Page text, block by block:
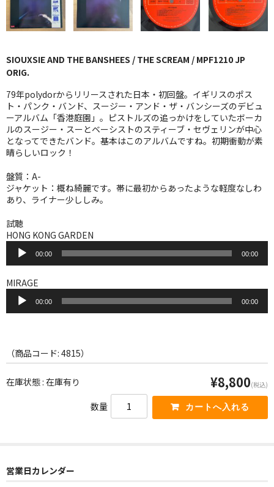
JAZZ-JP
J-POP
ROCK
FOLK,SSW
WORLD
7INC
Webのみ no.3
売り切れ
Help
返品
SIOUXSIE AND THE BANSHEES / THE SCREAM / MPF1210 JP
ORIG.
79年polydorからリリースされた日本・初回盤。イギリスのポス
ト・パンク・バンド、スージー・アンド・ザ・バンシーズのデビュ
ーアルバム「香港庭園」。ピストルズの追っかけをしていたボーカ
ルのスージー・スーとベーシストのスティーブ・セヴェリンが中心
となってできたバンド。基本はこのアルバムですね。初期衝動が素
晴らしいロック！
盤質：A-
ジャケット：概ね綺麗です。帯に最初からあったような軽度なしわ
あり、ライナー少ししみ。
試聴
HONG KONG GARDEN
プ
レ
ー
ー
00:00 00:00
MIRAGE
プ
ヤ
ー
00:00 00:00
（商品コード: 4815）
在庫状態 : 在庫有り ¥8,800(税込)
数量
営業日カレンダー